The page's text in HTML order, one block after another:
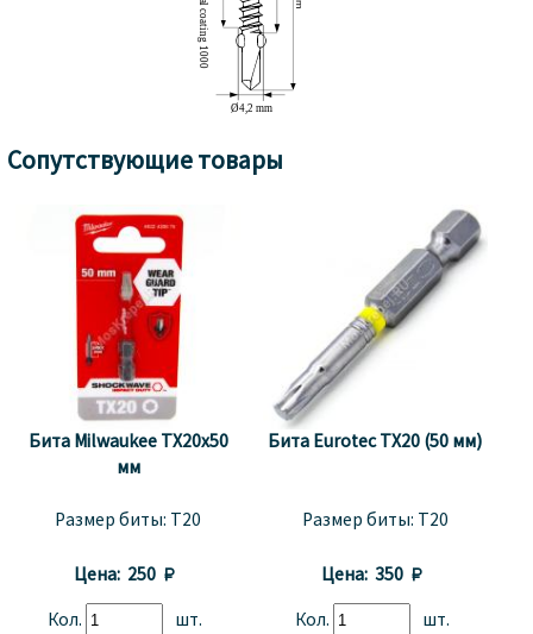
Сопутствующие товары
Бита Milwaukee TX20x50
мм
Размер биты: T20
Цена: 250 
Кол. шт.
Бита Eurotec TХ20 (50 мм)
Размер биты: T20
Цена: 350 
Кол. шт.